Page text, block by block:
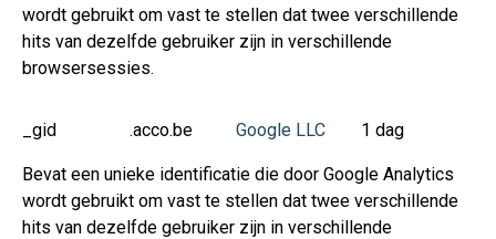
wordt gebruikt om vast te stellen dat twee verschillende
hits van dezelfde gebruiker zijn in verschillende
browsersessies.
_gid .acco.be Google LLC 1 dag
Bevat een unieke identificatie die door Google Analytics
wordt gebruikt om vast te stellen dat twee verschillende
hits van dezelfde gebruiker zijn in verschillende